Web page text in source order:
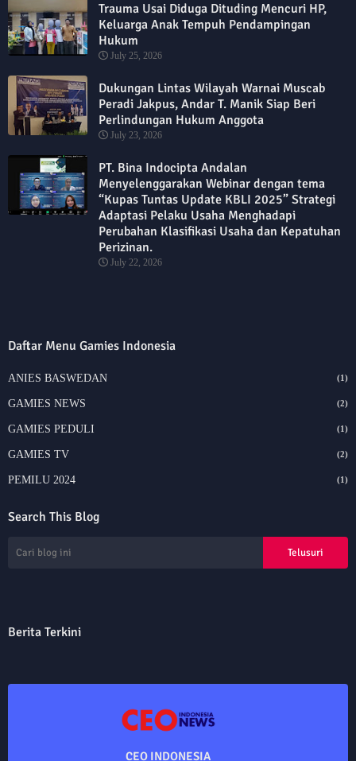
Trauma Usai Diduga Dituding Mencuri HP,
Keluarga Anak Tempuh Pendampingan
Hukum
July 25, 2026
Dukungan Lintas Wilayah Warnai Muscab
Peradi Jakpus, Andar T. Manik Siap Beri
Perlindungan Hukum Anggota
July 23, 2026
PT. Bina Indocipta Andalan
Menyelenggarakan Webinar dengan tema
“Kupas Tuntas Update KBLI 2025” Strategi
Adaptasi Pelaku Usaha Menghadapi
Perubahan Klasifikasi Usaha dan Kepatuhan
Perizinan.
July 22, 2026
Daftar Menu Gamies Indonesia
ANIES BASWEDAN (1)
GAMIES NEWS (2)
GAMIES PEDULI (1)
GAMIES TV (2)
PEMILU 2024 (1)
Search This Blog
Berita Terkini
CEO INDONESIA